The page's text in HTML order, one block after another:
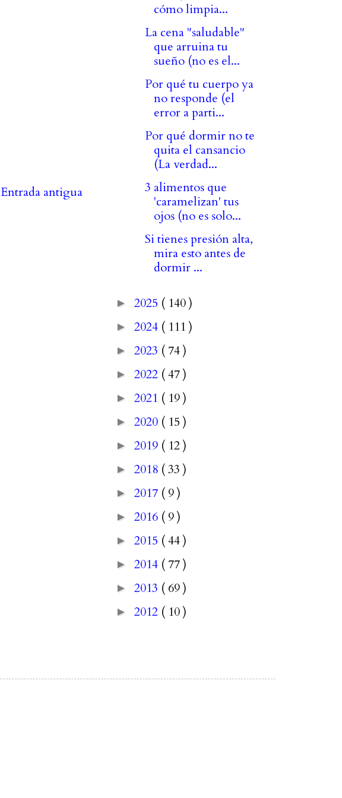
Entrada antigua
cómo limpia...
La cena "saludable"
que arruina tu
sueño (no es el...
Por qué tu cuerpo ya
no responde (el
error a parti...
Por qué dormir no te
quita el cansancio
(La verdad...
3 alimentos que
'caramelizan' tus
ojos (no es solo...
Si tienes presión alta,
mira esto antes de
dormir ...
► 2025 ( 140 )
► 2024 ( 111 )
► 2023 ( 74 )
► 2022 ( 47 )
► 2021 ( 19 )
► 2020 ( 15 )
► 2019 ( 12 )
► 2018 ( 33 )
► 2017 ( 9 )
► 2016 ( 9 )
► 2015 ( 44 )
► 2014 ( 77 )
► 2013 ( 69 )
► 2012 ( 10 )